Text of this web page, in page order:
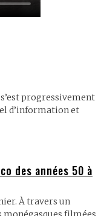
s’est progressivement
d’information et
des années 50 à
À travers un